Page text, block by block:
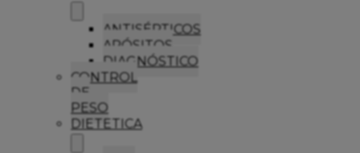
ANTISÉPTICOS
APÓSITOS
DIAGNÓSTICO
CONTROL
DE
PESO
DIETETICA